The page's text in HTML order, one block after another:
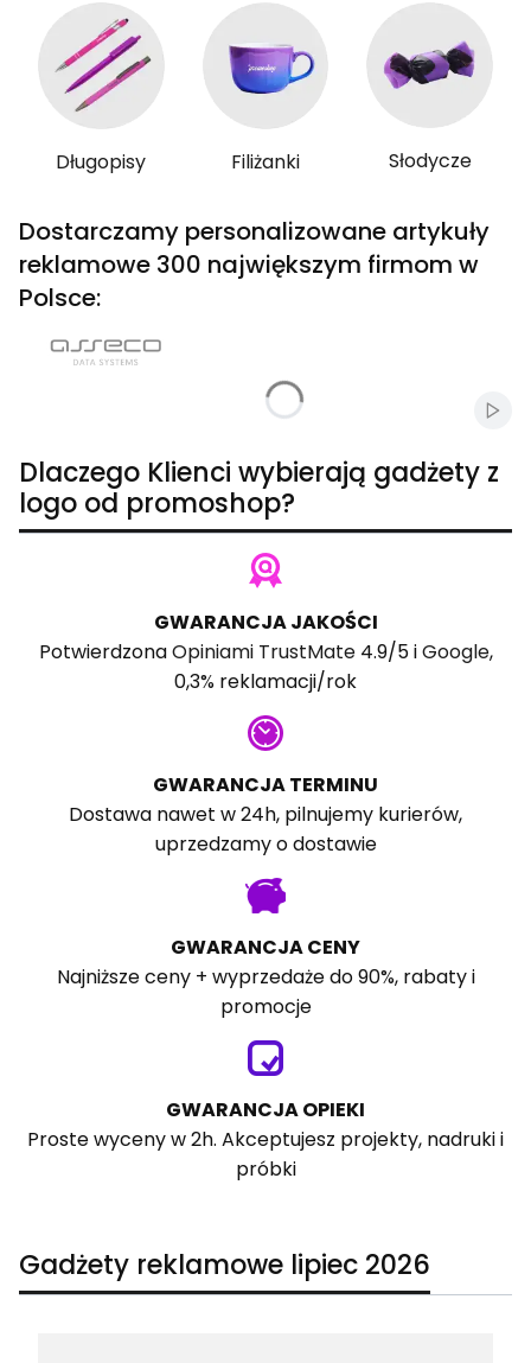
Długopisy Filiżanki Słodycze
Dostarczamy personalizowane artykuły
reklamowe 300 największym firmom w
Polsce:
Dlaczego Klienci wybierają gadżety z
logo od promoshop?
GWARANCJA JAKOŚCI
PotwierdzonaOpiniami TrustMate4.9/5 iGoogle,
0,3% reklamacji/rok
GWARANCJA TERMINU
Dostawa nawet w 24h, pilnujemy kurierów,
uprzedzamy o dostawie
GWARANCJA CENY
Najniższe ceny + wyprzedaże do 90%, rabaty i
promocje
GWARANCJA OPIEKI
Proste wyceny w 2h. Akceptujesz projekty, nadruki i
próbki
Gadżety reklamowe lipiec 2026